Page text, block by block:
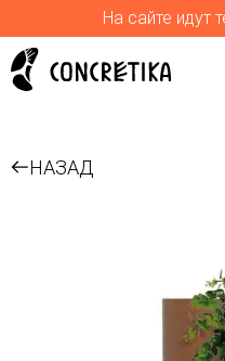
На сайте идут
НАЗАД